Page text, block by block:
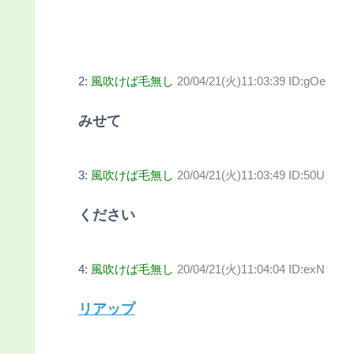
2: 風吹けば毛無し 20/04/21(火)11:03:39 ID:gOe
みせて
3: 風吹けば毛無し 20/04/21(火)11:03:49 ID:50U
ください
4: 風吹けば毛無し 20/04/21(火)11:04:04 ID:exN
リアップ